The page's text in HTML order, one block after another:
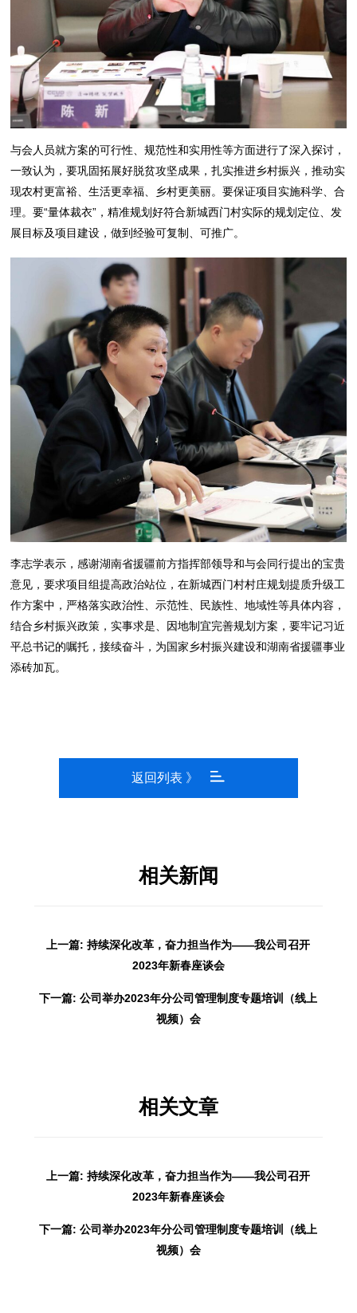
与会人员就方案的可行性、规范性和实用性等方面进行了深入探讨，
一致认为，要巩固拓展好脱贫攻坚成果，扎实推进乡村振兴，推动实
现农村更富裕、生活更幸福、乡村更美丽。要保证项目实施科学、合
理。要“量体裁衣”，精准规划好符合新城西门村实际的规划定位、发
展目标及项目建设，做到经验可复制、可推广。
李志学表示，感谢湖南省援疆前方指挥部领导和与会同行提出的宝贵
意见，要求项目组提高政治站位，在新城西门村村庄规划提质升级工
作方案中，严格落实政治性、示范性、民族性、地域性等具体内容，
结合乡村振兴政策，实事求是、因地制宜完善规划方案，要牢记习近
平总书记的嘱托，接续奋斗，为国家乡村振兴建设和湖南省援疆事业
添砖加瓦。
返回列表 》
相关新闻
上一篇: 持续深化改革，奋力担当作为——我公司召开
2023年新春座谈会
下一篇: 公司举办2023年分公司管理制度专题培训（线上
视频）会
相关文章
上一篇: 持续深化改革，奋力担当作为——我公司召开
2023年新春座谈会
下一篇: 公司举办2023年分公司管理制度专题培训（线上
视频）会